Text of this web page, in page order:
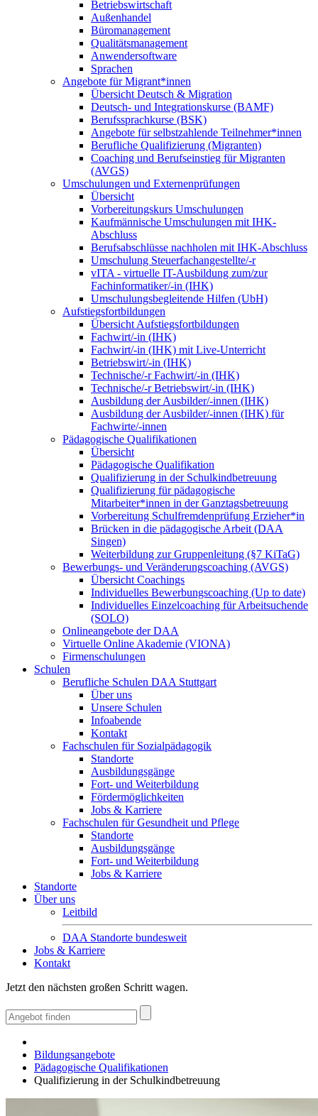
Betriebswirtschaft
Außenhandel
Büromanagement
Qualitätsmanagement
Anwendersoftware
Sprachen
Angebote für Migrant*innen
Übersicht Deutsch & Migration
Deutsch- und Integrationskurse (BAMF)
Berufssprachkurse (BSK)
Angebote für selbstzahlende Teilnehmer*innen
Berufliche Qualifizierung (Migranten)
Coaching und Berufseinstieg für Migranten
(AVGS)
Umschulungen und Externenprüfungen
Übersicht
Vorbereitungskurs Umschulungen
Kaufmännische Umschulungen mit IHK-
Abschluss
Berufsabschlüsse nachholen mit IHK-Abschluss
Umschulung Steuerfachangestellte/-r
vITA - virtuelle IT-Ausbildung zum/zur
Fachinformatiker/-in (IHK)
Umschulungsbegleitende Hilfen (UbH)
Aufstiegsfortbildungen
Übersicht Aufstiegsfortbildungen
Fachwirt/-in (IHK)
Fachwirt/-in (IHK) mit Live-Unterricht
Betriebswirt/-in (IHK)
Technische/-r Fachwirt/-in (IHK)
Technische/-r Betriebswirt/-in (IHK)
Ausbildung der Ausbilder/-innen (IHK)
Ausbildung der Ausbilder/-innen (IHK) für
Fachwirte/-innen
Pädagogische Qualifikationen
Übersicht
Pädagogische Qualifikation
Qualifizierung in der Schulkindbetreuung
Qualifizierung für pädagogische
Mitarbeiter*innen in der Ganztagsbetreuung
Vorbereitung Schulfremdenprüfung Erzieher*in
Brücken in die pädagogische Arbeit (DAA
Singen)
Weiterbildung zur Gruppenleitung (§7 KiTaG)
Bewerbungs- und Veränderungscoaching (AVGS)
Übersicht Coachings
Individuelles Bewerbungscoaching (Up to date)
Individuelles Einzelcoaching für Arbeitsuchende
(SOLO)
Onlineangebote der DAA
Virtuelle Online Akademie (VIONA)
Firmenschulungen
Schulen
Berufliche Schulen DAA Stuttgart
Über uns
Unsere Schulen
Infoabende
Kontakt
Fachschulen für Sozialpädagogik
Standorte
Ausbildungsgänge
Fort- und Weiterbildung
Fördermöglichkeiten
Jobs & Karriere
Fachschulen für Gesundheit und Pflege
Standorte
Ausbildungsgänge
Fort- und Weiterbildung
Jobs & Karriere
Standorte
Über uns
Leitbild
DAA Standorte bundesweit
Jobs & Karriere
Kontakt
Jetzt den nächsten großen Schritt wagen.
Bildungsangebote
Pädagogische Qualifikationen
Qualifizierung in der Schulkindbetreuung